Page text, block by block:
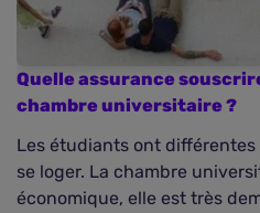
Quelle assurance
chambre universitaire ?
Les étudiants ont
se loger. La chambre
économique, elle est très